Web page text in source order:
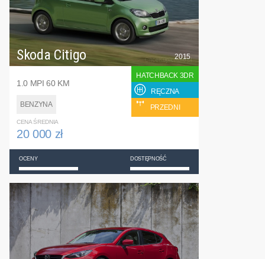
Skoda Citigo
1.0 MPI 60 KM
BENZYNA
2015
HATCHBACK 3DR
RĘCZNA
PRZEDNI
CENA ŚREDNIA
20 000 zł
OCENY DOSTĘPNOŚĆ